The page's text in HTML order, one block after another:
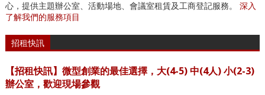
心，提供主題辦公室、活動場地、會議室租賃及工商登記服務。 深入
了解我們的服務項目
招租快訊
【招租快訊】微型創業的最佳選擇，大(4-5) 中(4人) 小(2-3)
辦公室，歡迎現場參觀